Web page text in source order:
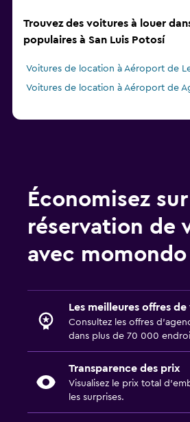
Trouvez des voitures à louer
populaires à San Luis Potosí
Voitures de location à Aéroport de
Voitures de location à Aéroport de
Économisez
réservation de
avec momondo
Les meilleures offres
Consultez les offres
dans plus de 70 000
Transparence des prix
Visualisez le prix total
les surprises.